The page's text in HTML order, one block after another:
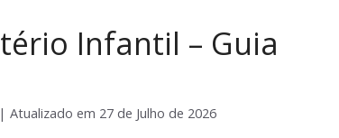
Infantil – Guia
| Atualizado em 27 de Julho de 2026